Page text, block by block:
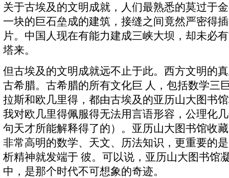
关于古埃及的文明成就，人们最熟悉的莫过于
一块的巨石垒成的建筑，接缝之间竟然严密得
片。中国人现在有能力建成三峡大坝，却未必
塔来。
但古埃及的文明成就远不止于此。西方文明的
古希腊。古希腊的所有文化巨 人，包括数学三
拉斯和欧几里得，都由古埃及的亚历山大图书
我对欧几里得佩服得无法用言语形容，公理化
句天才所能解释得了的）。亚历山大图书馆收
非常高明的数学、天文、历法知识，更重要的
析精神就发端于 彼。可以说，亚历山大图书馆
中，是那个时代不可想象的奇迹。